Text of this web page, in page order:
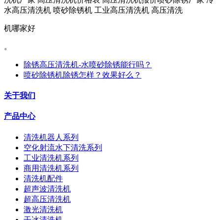
水高压清洗机 喷砂除锈机 工业高压清洗机 高压清洗
机哪家好
。
除锈高压清洗机-水喷砂除锈能行吗？
喷砂除锈机除锈怎样？效果好么？
关于我们
产品中心
清洗机器人系列
空化射流水下清洗系列
工业清洗机系列
商用清洗机系列
清洗机配件
超声波清洗机
超高压清洗机
激光清洗机